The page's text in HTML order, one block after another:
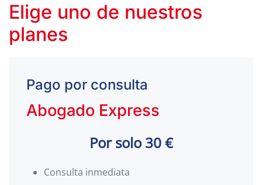
Elige uno de nuestros
planes
Pago por consulta
Abogado Express
Por solo 30 €
Consulta inmediata